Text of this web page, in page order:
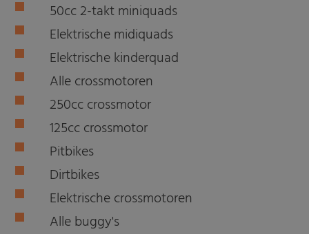
50cc 2-takt miniquads
Elektrische midiquads
Elektrische kinderquad
Alle crossmotoren
250cc crossmotor
125cc crossmotor
Pitbikes
Dirtbikes
Elektrische crossmotoren
Alle buggy's